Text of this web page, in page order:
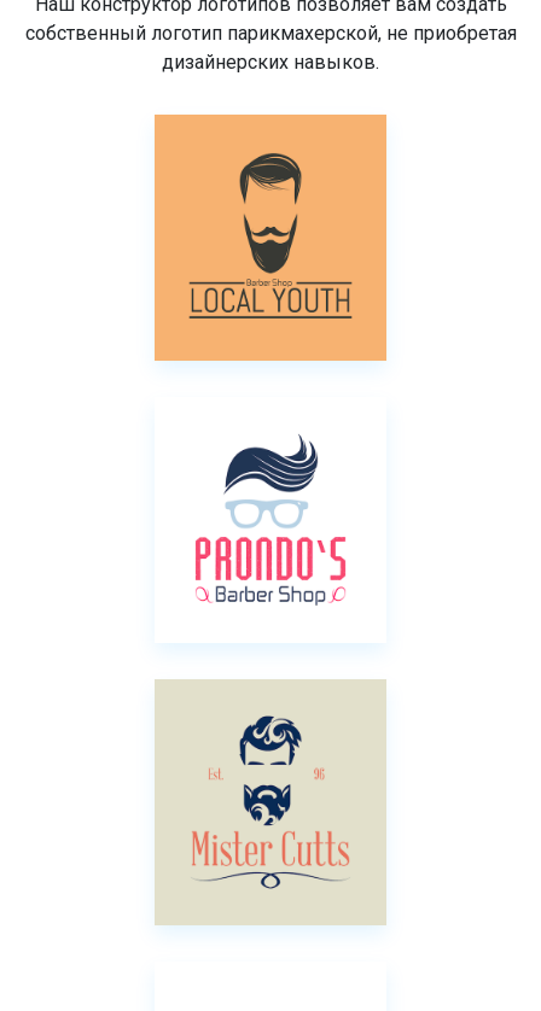
собственный логотип парикмахерской, не приобретая
дизайнерских навыков.